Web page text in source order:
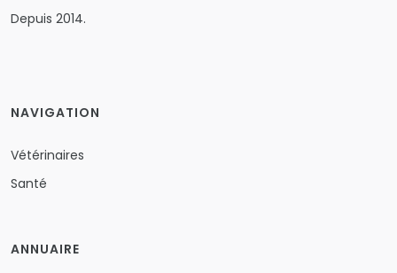
Depuis 2014.
NAVIGATION
Vétérinaires
Santé
ANNUAIRE